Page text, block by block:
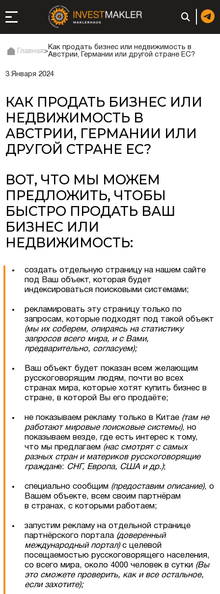
к долгосрочному
и
регистрация или
компании
в ОАЭ | Открыть
Люксембурге
Австрии
недвижимость
Главная>
Как продать бизнес или недвижимость в
Австрии, Германии или другой стране ЕС?
3 Января 2024
КАК ПРОДАТЬ БИЗНЕС ИЛИ
НЕДВИЖИМОСТЬ В
АВСТРИИ, ГЕРМАНИИ ИЛИ
ДРУГОЙ СТРАНЕ ЕС?
ВОТ, ЧТО МЫ МОЖЕМ
ПРЕДЛОЖИТЬ, ЧТОБЫ
БЫСТРО ПРОДАТЬ ВАШ
БИЗНЕС ИЛИ
НЕДВИЖИМОСТЬ:
создать отдельную страницу на нашем сайте
под Ваш объект, которая будет
индексироваться поисковыми системами;
рекламировать эту страницу только по
запросам, которые подходят под такой объект
(мы их соберем, опираясь на статистику
запросов всего мира, и с Вами,
предварительно, согласуем);
Ваш объект будет показан всем желающим
русскоговорящим людям, почти во всех
странах мира, которые хотят купить бизнес в
стране, в которой Вы его продаёте;
не показываем рекламу только в Китае (там не
работают мировые поисковые системы), но
показываем везде, где есть интерес к тому,
что мы предлагаем (нас смотрят с самых
разных стран и материков русскоговорящие
граждане: СНГ, Европа, США и др. );
специально сообщим (предоставим описание), о
Вашем объекте, всем своим партнёрам
в странах, с которыми работаем;
запустим рекламу на отдельной странице
партнёрского портала (доверенный
международный портал)с целевой
посещаемостью русскоговорящего населения,
со всего мира, около 4000 человек в сутки (Вы
это сможете проверить, как и все остальное,
если захотите);